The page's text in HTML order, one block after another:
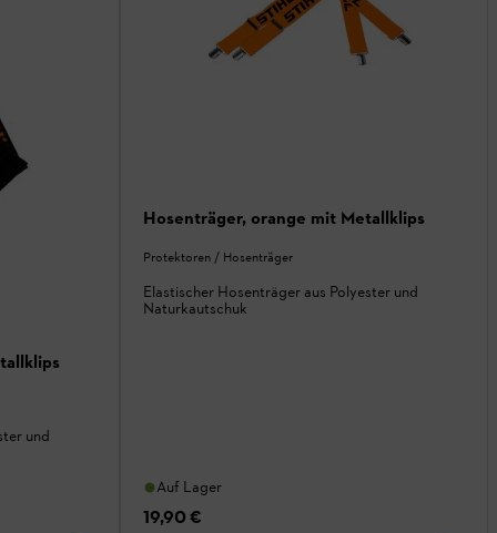
und
Hosenträger, orange mit Metallklips
Protektoren / Hosenträger
Elastischer Hosenträger aus Polyester und
Naturkautschuk
Auf Lager
19,90 €